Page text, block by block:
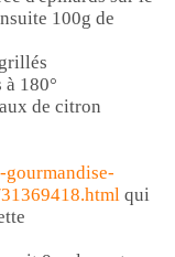
100g de
180°
de citron
qui